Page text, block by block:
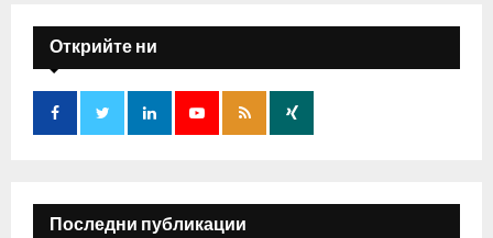
f
o
:
E
A
H
Открийте ни
Последни публикации